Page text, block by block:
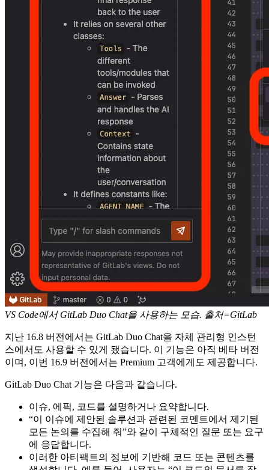
VS Code에서 GitLab Duo Chat을 사용하는 모습. 출처=GitLab
지난 16.8 버전에서는 GitLab Duo Chat을 자체 관리형 인스턴
스에서도 사용할 수 있게 됐습니다. 이 기능은 아직 베타 버전
이며, 이번 16.9 버전에서는 Premium 고객에게도 제공합니다.
GitLab Duo Chat 기능은 다음과 같습니다.
이슈, 에픽, 코드를 설명하거나 요약합니다.
“이 이슈에 제안된 솔루션과 관련된 코멘트에서 제기된
모든 논의를 수집해 줘”와 같이 구체적인 질문 또는 요구
에 응답합니다.
이러한 아티팩트의 정보에 기반해 코드 또는 콘텐츠를